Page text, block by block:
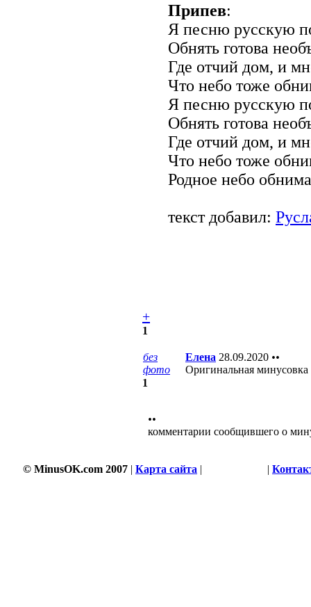
Припев:
Я песню русскую
Обнять готова
Где отчий дом, и
Что небо тоже
Я песню русскую
Обнять готова
Где отчий дом, и
Что небо тоже
Родное небо
текст добавил:
+
1
без
фото
Елена 28.09.2020 ••
Оригинальная минусовка
1
••
комментарии сообщившего о
© MinusOK.com 2007 | Карта сайта | |